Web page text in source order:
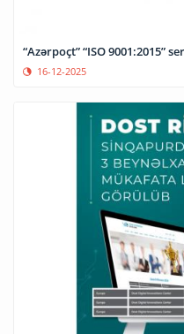
“Azərpoçt” “ISO 9001:2015”
16-12-2025